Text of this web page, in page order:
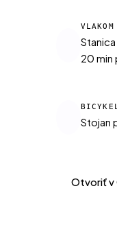
VLAKOM
Stanica
20 min
Stojan
Otvoriť v